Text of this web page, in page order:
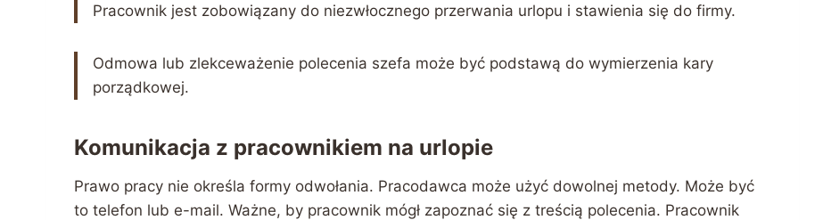
Pracownik jest zobowiązany do niezwłocznego przerwania urlopu i stawienia się do firmy.
Odmowa lub zlekceważenie polecenia szefa może być podstawą do wymierzenia kary
porządkowej.
Komunikacja z pracownikiem na urlopie
Prawo pracy nie określa formy odwołania. Pracodawca może użyć dowolnej metody. Może być
to telefon lub e-mail. Ważne, by pracownik mógł zapoznać się z treścią polecenia. Pracownik